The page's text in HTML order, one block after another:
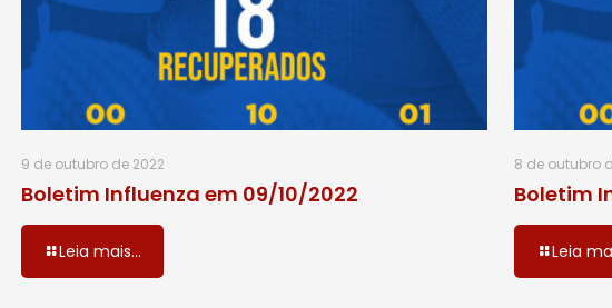
9 de outubro de 2022
Boletim Influenza em 09/10/2022
Leia mais...
8 de outubro
Boletim
Leia